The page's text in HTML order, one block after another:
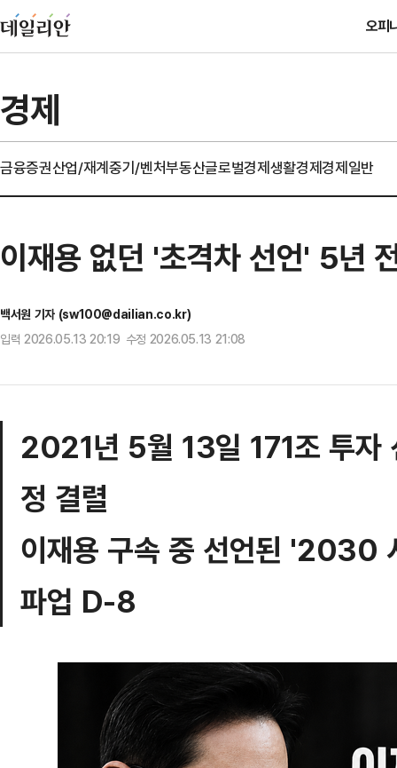
오피
경제
금융증권산업/재계중기/벤처부동산글로벌경제생활경제경제일반
이재용 없던 '초격차 선언' 5년
백서원 기자 (sw100@dailian.co.kr)
입력 2026.05.13 20:19 수정 2026.05.13 21:08
2021년 5월 13일 171조 투자
정 결렬
이재용 구속 중 선언된 '2030
파업 D-8